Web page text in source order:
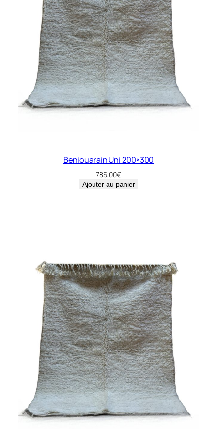
Beniouarain Uni 200×300
785,00€
Ajouter au panier